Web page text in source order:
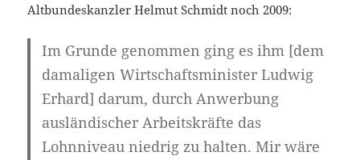
Altbundeskanzler Helmut Schmidt noch 2009:
Im Grunde genommen ging es ihm [dem
damaligen Wirtschaftsminister Ludwig
Erhard] darum, durch Anwerbung
ausländischer Arbeitskräfte das
Lohnniveau niedrig zu halten. Mir wäre